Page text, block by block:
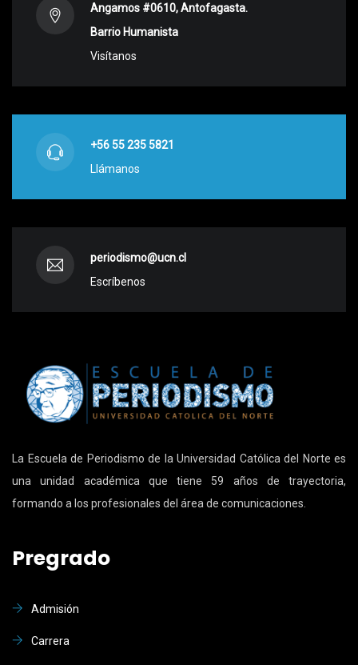
Angamos #0610, Antofagasta.
Barrio Humanista
Visítanos
+56 55 235 5821
Llámanos
periodismo@ucn.cl
Escríbenos
La Escuela de Periodismo de la Universidad Católica del Norte es
una unidad académica que tiene 59 años de trayectoria,
formando a los profesionales del área de comunicaciones.
Pregrado
Admisión
Carrera